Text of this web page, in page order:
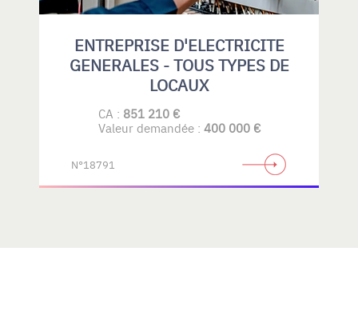
ENTREPRISE D'ELECTRICITE
GENERALES - TOUS TYPES DE
LOCAUX
CA : 851 210 €
Valeur demandée : 400 000 €
N°18791